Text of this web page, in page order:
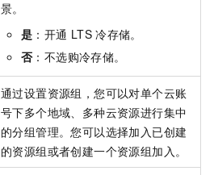
景。
是 ：开通 LTS 冷存储。
否：不选购冷存储。
通过设置资源组，您可以对单个云账
号下多个地域、多种云资源进行集中
的分组管理。您可以选择加入已创建
的资源组或者创建一个资源组加入。